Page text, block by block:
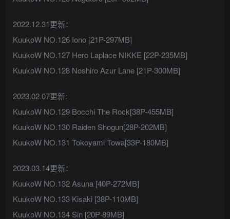
2022.12.31更新：
KuukoW NO.126 Iono [21P-297MB]
KuukoW NO.127 Hero Laplace NIKKE [22P-235MB]
KuukoW NO.128 Noshiro Azur Lane [21P-300MB]
2023.02.07更新:
KuukoW NO.129 Bocchi The Rock[38P-455MB]
KuukoW NO.130 Raiden Shogun[28P-202MB]
KuukoW NO.131 Tokoyami Towa[33P-180MB]
2023.03.14更新：
KuukoW NO.132 Asuna [40P-272MB]
KuukoW NO.133 Kisaki [38P-110MB]
KuukoW NO.134 Sin [20P-89MB]